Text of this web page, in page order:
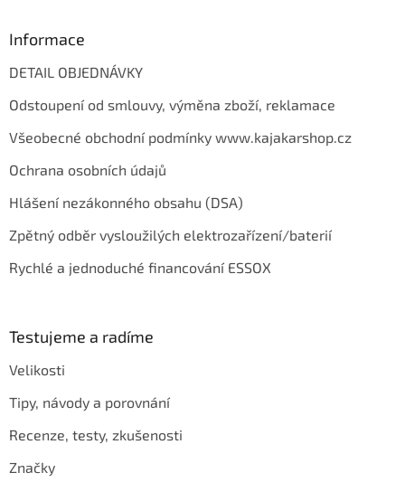
Informace
DETAIL OBJEDNÁVKY
Odstoupení od smlouvy, výměna zboží, reklamace
Všeobecné obchodní podmínky www.kajakarshop.cz
Ochrana osobních údajů
Hlášení nezákonného obsahu (DSA)
Zpětný odběr vysloužilých elektrozařízení/baterií
Rychlé a jednoduché financování ESSOX
Testujeme a radíme
Velikosti
Tipy, návody a porovnání
Recenze, testy, zkušenosti
Značky